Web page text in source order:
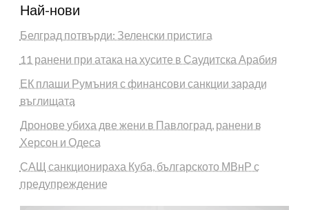
Най-нови
Белград потвърди: Зеленски пристига
11 ранени при атака на хусите в Саудитска Арабия
ЕК плаши Румъния с финансови санкции заради
въглищата
Дронове убиха две жени в Павлоград, ранени в
Херсон и Одеса
САЩ санкционираха Куба, българското МВнР с
предупреждение